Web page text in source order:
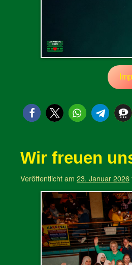
Wir freuen
Veröffentlicht am 23. Januar 2026